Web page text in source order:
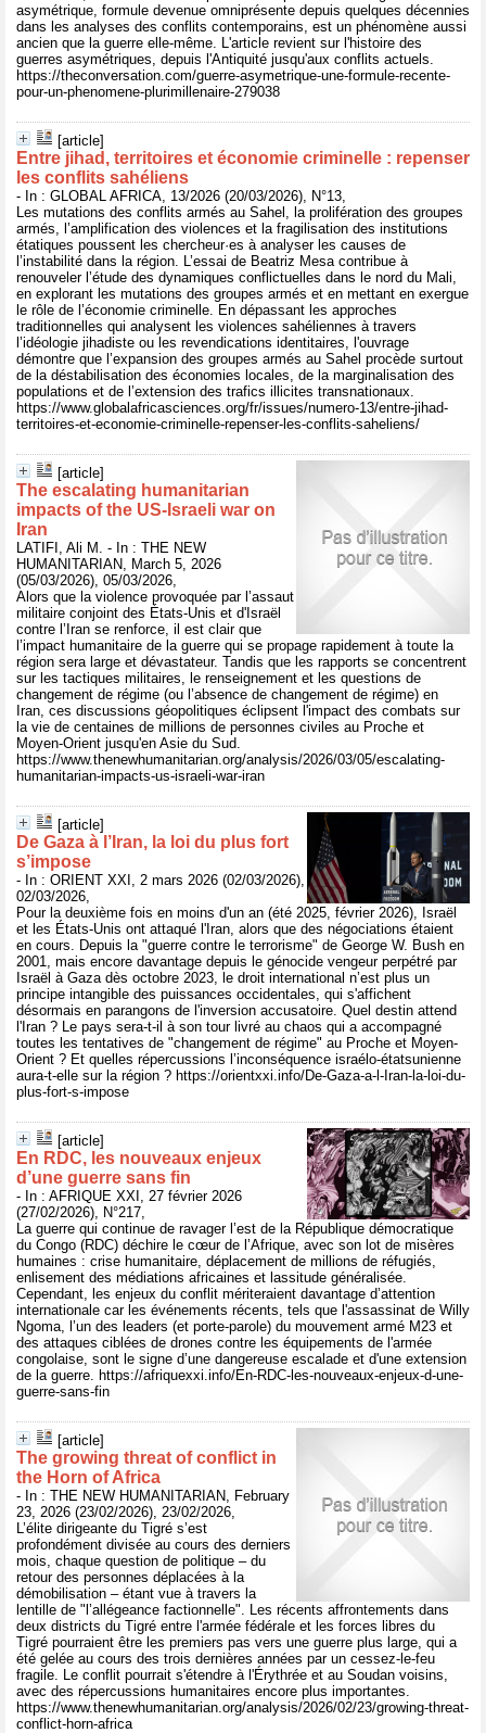
asymétrique, formule devenue omniprésente depuis quelques décennies
dans les analyses des conflits contemporains, est un phénomène aussi
ancien que la guerre elle-même. L'article revient sur l'histoire des
guerres asymétriques, depuis l'Antiquité jusqu'aux conflits actuels.
https://theconversation.com/guerre-asymetrique-une-formule-recente-
pour-un-phenomene-plurimillenaire-279038
[article]
Entre jihad, territoires et économie criminelle : repenser
les conflits sahéliens
- In : GLOBAL AFRICA, 13/2026 (20/03/2026), N°13,
Les mutations des conflits armés au Sahel, la prolifération des groupes
armés, l’amplification des violences et la fragilisation des institutions
étatiques poussent les chercheur·es à analyser les causes de
l’instabilité dans la région. L’essai de Beatriz Mesa contribue à
renouveler l’étude des dynamiques conflictuelles dans le nord du Mali,
en explorant les mutations des groupes armés et en mettant en exergue
le rôle de l’économie criminelle. En dépassant les approches
traditionnelles qui analysent les violences sahéliennes à travers
l’idéologie jihadiste ou les revendications identitaires, l'ouvrage
démontre que l’expansion des groupes armés au Sahel procède surtout
de la déstabilisation des économies locales, de la marginalisation des
populations et de l’extension des trafics illicites transnationaux.
https://www.globalafricasciences.org/fr/issues/numero-13/entre-jihad-
territoires-et-economie-criminelle-repenser-les-conflits-saheliens/
[article]
The escalating humanitarian
impacts of the US-Israeli war on
Iran
LATIFI, Ali M. - In : THE NEW
HUMANITARIAN, March 5, 2026
(05/03/2026), 05/03/2026,
Alors que la violence provoquée par l’assaut
militaire conjoint des États-Unis et d'Israël
contre l’Iran se renforce, il est clair que
l’impact humanitaire de la guerre qui se propage rapidement à toute la
région sera large et dévastateur. Tandis que les rapports se concentrent
sur les tactiques militaires, le renseignement et les questions de
changement de régime (ou l’absence de changement de régime) en
Iran, ces discussions géopolitiques éclipsent l'impact des combats sur
la vie de centaines de millions de personnes civiles au Proche et
Moyen-Orient jusqu'en Asie du Sud.
https://www.thenewhumanitarian.org/analysis/2026/03/05/escalating-
humanitarian-impacts-us-israeli-war-iran
[article]
De Gaza à l’Iran, la loi du plus fort
s’impose
- In : ORIENT XXI, 2 mars 2026 (02/03/2026),
02/03/2026,
Pour la deuxième fois en moins d'un an (été 2025, février 2026), Israël
et les États-Unis ont attaqué l'Iran, alors que des négociations étaient
en cours. Depuis la "guerre contre le terrorisme" de George W. Bush en
2001, mais encore davantage depuis le génocide vengeur perpétré par
Israël à Gaza dès octobre 2023, le droit international n’est plus un
principe intangible des puissances occidentales, qui s'affichent
désormais en parangons de l'inversion accusatoire. Quel destin attend
l'Iran ? Le pays sera-t-il à son tour livré au chaos qui a accompagné
toutes les tentatives de "changement de régime" au Proche et Moyen-
Orient ? Et quelles répercussions l’inconséquence israélo-étatsunienne
aura-t-elle sur la région ? https://orientxxi.info/De-Gaza-a-l-Iran-la-loi-du-
plus-fort-s-impose
[article]
En RDC, les nouveaux enjeux
d’une guerre sans fin
- In : AFRIQUE XXI, 27 février 2026
(27/02/2026), N°217,
La guerre qui continue de ravager l’est de la République démocratique
du Congo (RDC) déchire le cœur de l’Afrique, avec son lot de misères
humaines : crise humanitaire, déplacement de millions de réfugiés,
enlisement des médiations africaines et lassitude généralisée.
Cependant, les enjeux du conflit mériteraient davantage d’attention
internationale car les événements récents, tels que l'assassinat de Willy
Ngoma, l’un des leaders (et porte-parole) du mouvement armé M23 et
des attaques ciblées de drones contre les équipements de l'armée
congolaise, sont le signe d’une dangereuse escalade et d'une extension
de la guerre. https://afriquexxi.info/En-RDC-les-nouveaux-enjeux-d-une-
guerre-sans-fin
[article]
The growing threat of conflict in
the Horn of Africa
- In : THE NEW HUMANITARIAN, February
23, 2026 (23/02/2026), 23/02/2026,
L’élite dirigeante du Tigré s’est
profondément divisée au cours des derniers
mois, chaque question de politique – du
retour des personnes déplacées à la
démobilisation – étant vue à travers la
lentille de "l’allégeance factionnelle". Les récents affrontements dans
deux districts du Tigré entre l'armée fédérale et les forces libres du
Tigré pourraient être les premiers pas vers une guerre plus large, qui a
été gelée au cours des trois dernières années par un cessez-le-feu
fragile. Le conflit pourrait s'étendre à l'Érythrée et au Soudan voisins,
avec des répercussions humanitaires encore plus importantes.
https://www.thenewhumanitarian.org/analysis/2026/02/23/growing-threat-
conflict-horn-africa